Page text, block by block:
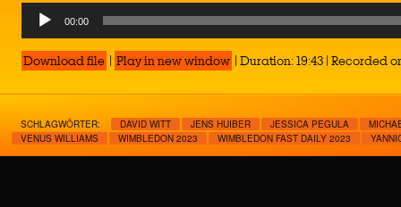
Audio
Player
00:00
Download file | Play in new window | Duration: 19:43 | Recorded
SCHLAGWÖRTER: DAVID WITT JENS HUIBER JESSICA PEGULA
VENUS WILLIAMS
WIMBLEDON 2023 WIMBLEDON FAST DAILY 2023